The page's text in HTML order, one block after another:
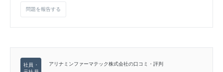
問題を報告する
アリナミンファーマテック株式会社の口コミ・評判